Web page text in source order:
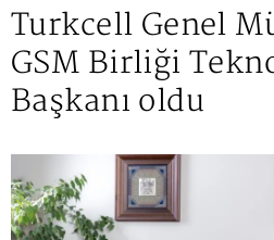
Turkcell Genel
GSM Birliği
Başkanı oldu